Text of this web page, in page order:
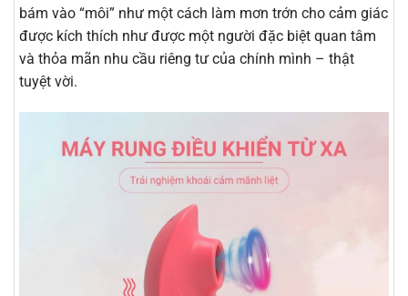
bám vào “môi” như một cách làm mơn trớn cho cảm giác
được kích thích như được một người đặc biệt quan tâm
và thỏa mãn nhu cầu riêng tư của chính mình – thật
tuyệt vời.